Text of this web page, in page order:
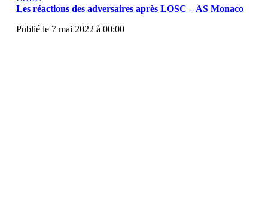
Les réactions des adversaires après LOSC – AS Monaco
Publié le 7 mai 2022 à 00:00